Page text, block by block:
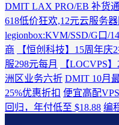
DMIT LAX PRO/EB 补货
618低价狂欢,12元云服务
legionbox:KVM/SSD/G口/
商
【恒创科技】15周年庆
服298元每月
【LOCVPS
洲区业务六折 DMIT 10月
25%优惠折扣 便宜高配
回归，年付低至 $18.88 编